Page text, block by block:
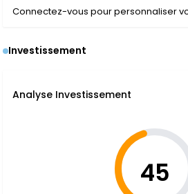
Connectez-vous pour personnaliser
Investissement
Analyse Investissement
45